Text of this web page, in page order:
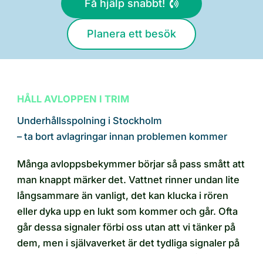
Få hjälp snabbt!
Planera ett besök
HÅLL AVLOPPEN I TRIM
Underhållsspolning i Stockholm
– ta bort avlagringar innan problemen kommer
Många avloppsbekymmer börjar så pass smått att
man knappt märker det. Vattnet rinner undan lite
långsammare än vanligt, det kan klucka i rören
eller dyka upp en lukt som kommer och går. Ofta
går dessa signaler förbi oss utan att vi tänker på
dem, men i självaverket är det tydliga signaler på